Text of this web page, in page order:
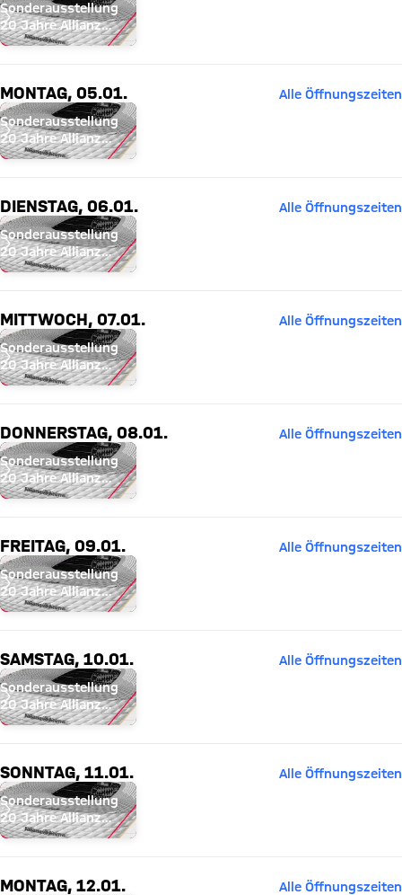
Sonderausstellung
20 Jahre Allianz
Arena
MONTAG, 05.01.
Alle Öffnungszeiten
Sonderausstellung
20 Jahre Allianz
Arena
DIENSTAG, 06.01.
Alle Öffnungszeiten
Sonderausstellung
20 Jahre Allianz
Arena
MITTWOCH, 07.01.
Alle Öffnungszeiten
Sonderausstellung
20 Jahre Allianz
Arena
DONNERSTAG, 08.01.
Alle Öffnungszeiten
Sonderausstellung
20 Jahre Allianz
Arena
FREITAG, 09.01.
Alle Öffnungszeiten
Sonderausstellung
20 Jahre Allianz
Arena
SAMSTAG, 10.01.
Alle Öffnungszeiten
Sonderausstellung
20 Jahre Allianz
Arena
SONNTAG, 11.01.
Alle Öffnungszeiten
Sonderausstellung
20 Jahre Allianz
Arena
MONTAG, 12.01.
Alle Öffnungszeiten